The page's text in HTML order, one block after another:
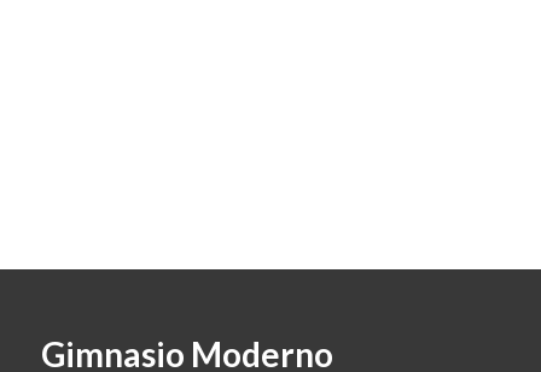
Gimnasio Moderno